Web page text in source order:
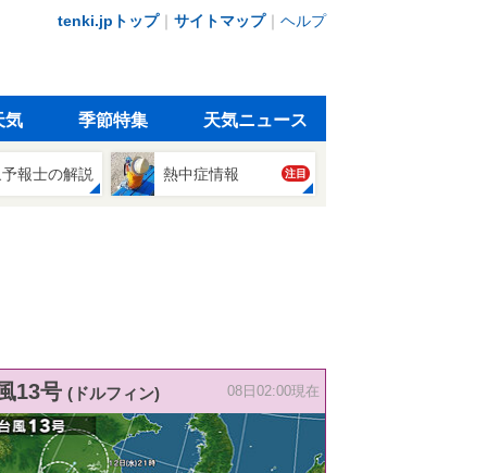
tenki.jpトップ｜ サイトマップ｜ ヘルプ
気 季節特集 天気ニュース
報士の解説 熱中症情報 注目
13号 (ドルフィン) 08日02:00現在